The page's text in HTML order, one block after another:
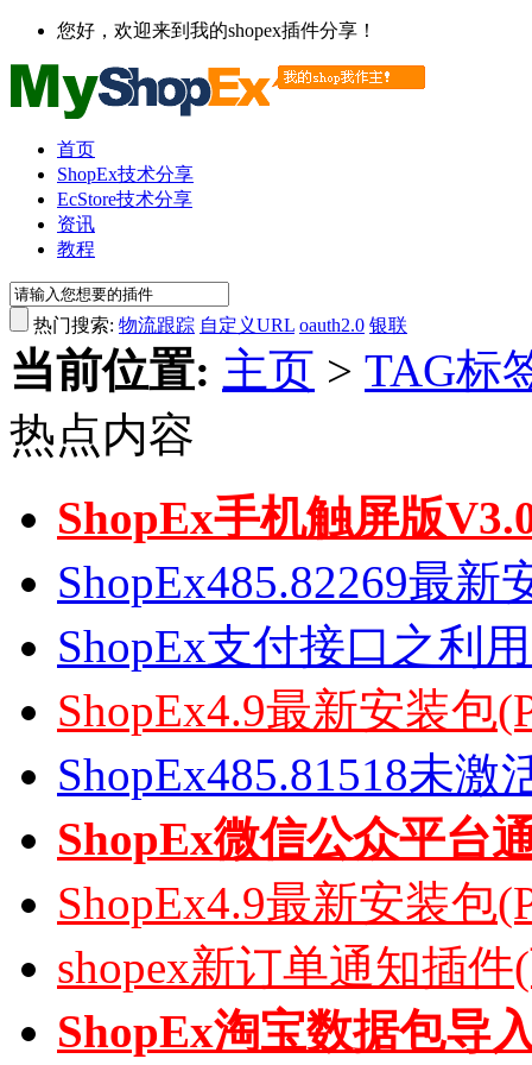
您好，欢迎来到我的shopex插件分享！
首页
ShopEx技术分享
EcStore技术分享
资讯
教程
热门搜索: 物流跟踪 自定义URL oauth2.0 银联
当前位置: 主页 > TAG标
热点内容
ShopEx手机触屏版
ShopEx485.82269最新
ShopEx支付接口之利
ShopEx4.9最新安装包
ShopEx485.81518未激
ShopEx微信公众平台
ShopEx4.9最新安装包
shopex新订单通知插件
ShopEx淘宝数据包导